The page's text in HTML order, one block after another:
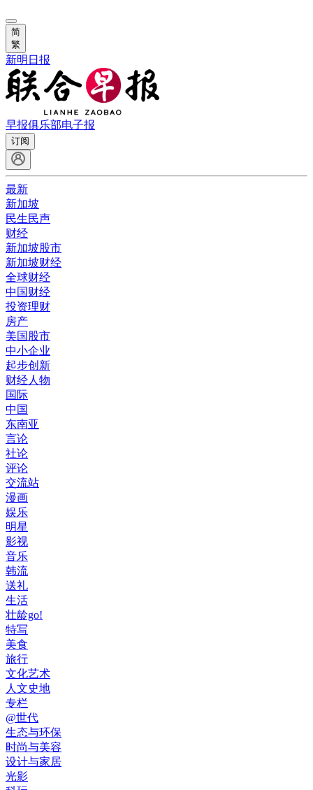
简
繁
新明日报
早报俱乐部电子报
订阅
最新
新加坡
民生民声
财经
新加坡股市
新加坡财经
全球财经
中国财经
投资理财
房产
美国股市
中小企业
起步创新
财经人物
国际
中国
东南亚
言论
社论
评论
交流站
漫画
娱乐
明星
影视
音乐
韩流
送礼
生活
壮龄go!
特写
美食
旅行
文化艺术
人文史地
专栏
@世代
生态与环保
时尚与美容
设计与家居
光影